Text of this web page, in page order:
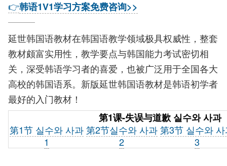
👉韩语1V1学习方案免费咨询>>
延世韩国语教材在韩国语教学领域极具权威性，整套
教材颇富实用性，教学要点与韩国能力考试密切相
关，深受韩语学习者的喜爱，也被广泛用于全国各大
高校的韩国语系。新版延世韩国语教材是韩语初学者
最好的入门教材！
第1课-失误与道歉 실수와 사과
第1节 실수와 사과
1
第2节실수와 사과
2
第3节 실수와
3